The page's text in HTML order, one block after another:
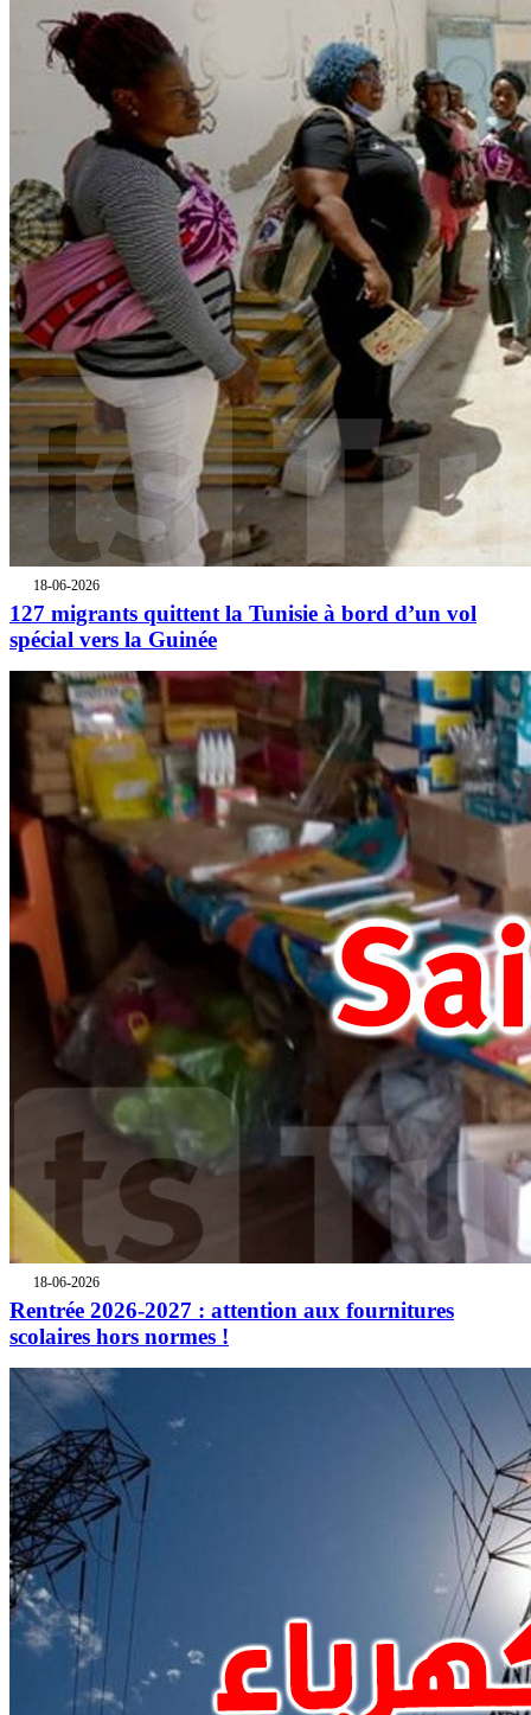
18-06-2026
127 migrants quittent la Tunisie à bord d’un vol
spécial vers la Guinée
18-06-2026
Rentrée 2026-2027 : attention aux fournitures
scolaires hors normes !